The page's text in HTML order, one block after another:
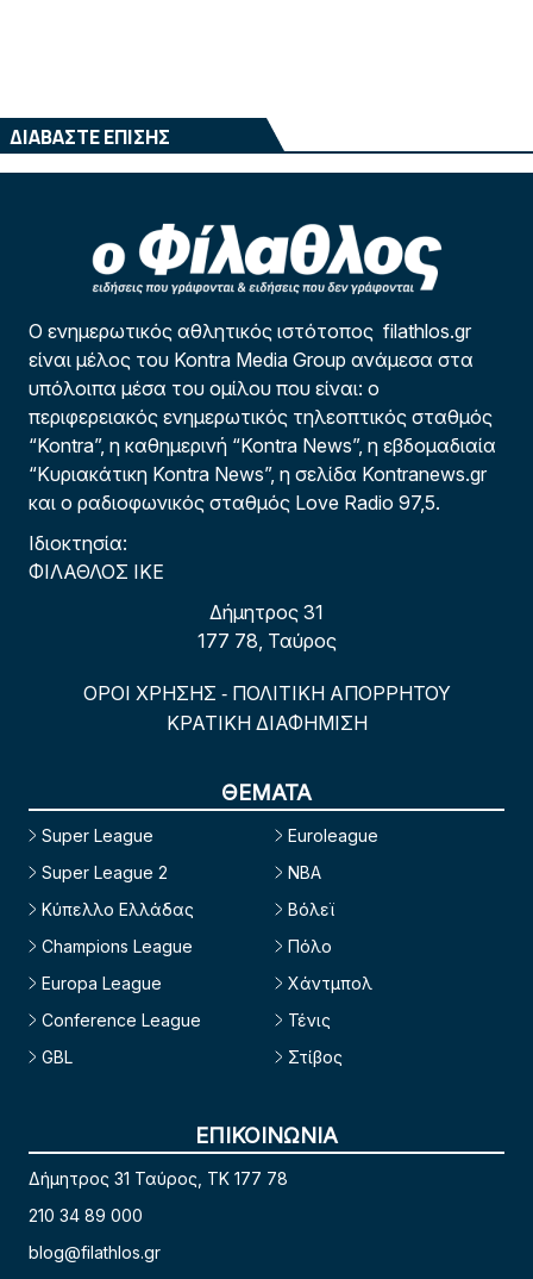
ΔΙΑΒΑΣΤΕ ΕΠΙΣΗΣ
Ο ενημερωτικός αθλητικός ιστότοπος filathlos.gr
είναι μέλος του Kontra Media Group ανάμεσα στα
υπόλοιπα μέσα του ομίλου που είναι: ο
περιφερειακός ενημερωτικός τηλεοπτικός σταθμός
“Kontra”, η καθημερινή “Kontra News”, η εβδομαδιαία
“Κυριακάτικη Kontra News”, η σελίδα Kontranews.gr
και ο ραδιοφωνικός σταθμός Love Radio 97,5.
Ιδιοκτησία:
ΦΙΛΑΘΛΟΣ ΙΚΕ
Δήμητρος 31
177 78, Ταύρος
ΟΡΟΙ ΧΡΗΣΗΣ - ΠΟΛΙΤΙΚΗ ΑΠΟΡΡΗΤΟΥ
ΚΡΑΤΙΚΗ ΔΙΑΦΗΜΙΣΗ
ΘΕΜΑΤΑ
Super League
Super League 2
Κύπελλο Ελλάδας
Champions League
Europa League
Conference League
GBL
Euroleague
NBA
Βόλεϊ
Πόλο
Χάντμπολ
Τένις
Στίβος
ΕΠΙΚΟΙΝΩΝΙΑ
Δήμητρος 31 Ταύρος, TK 177 78
210 34 89 000
blog@filathlos.gr